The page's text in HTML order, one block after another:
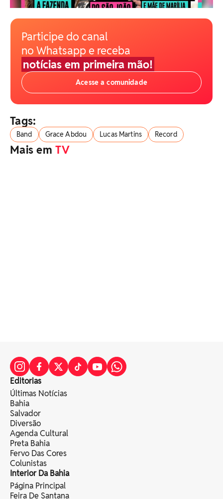
Participe do canal
no Whatsapp e receba
notícias em primeira mão!
Acesse a comunidade
Tags:
Band Grace Abdou Lucas Martins Record
Mais emTV
Editorias
Últimas Notícias
Bahia
Salvador
Diversão
Agenda Cultural
Preta Bahia
Fervo Das Cores
Colunistas
Interior Da Bahia
Página Principal
Feira De Santana